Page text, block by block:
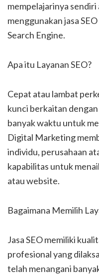
mempelajarinya
menggunakan jasa
Search Engine.
Apa itu Layanan SEO?
Cepat atau lambat
kunci berkaitan
banyak waktu untuk
Digital Marketing
individu, perusahaan
kapabilitas untuk
atau website.
Bagaimana Memilih
Jasa SEO memiliki
profesional yang
telah menangani